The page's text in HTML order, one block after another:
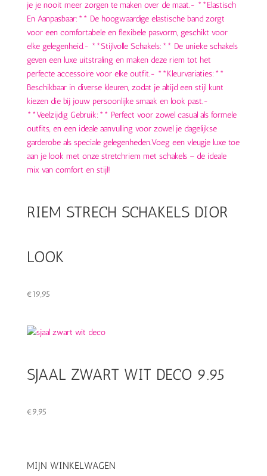
RIEM STRECH SCHAKELS DIOR
LOOK
€19,95
SJAAL ZWART WIT DECO 9.95
€9,95
MIJN WINKELWAGEN